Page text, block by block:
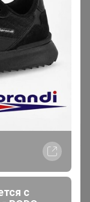
Нeloisa бязь
Орг. 285,59р
в
с